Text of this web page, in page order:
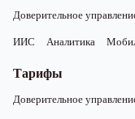
Доверительное
ИИС Аналитика
Тарифы
Доверительное